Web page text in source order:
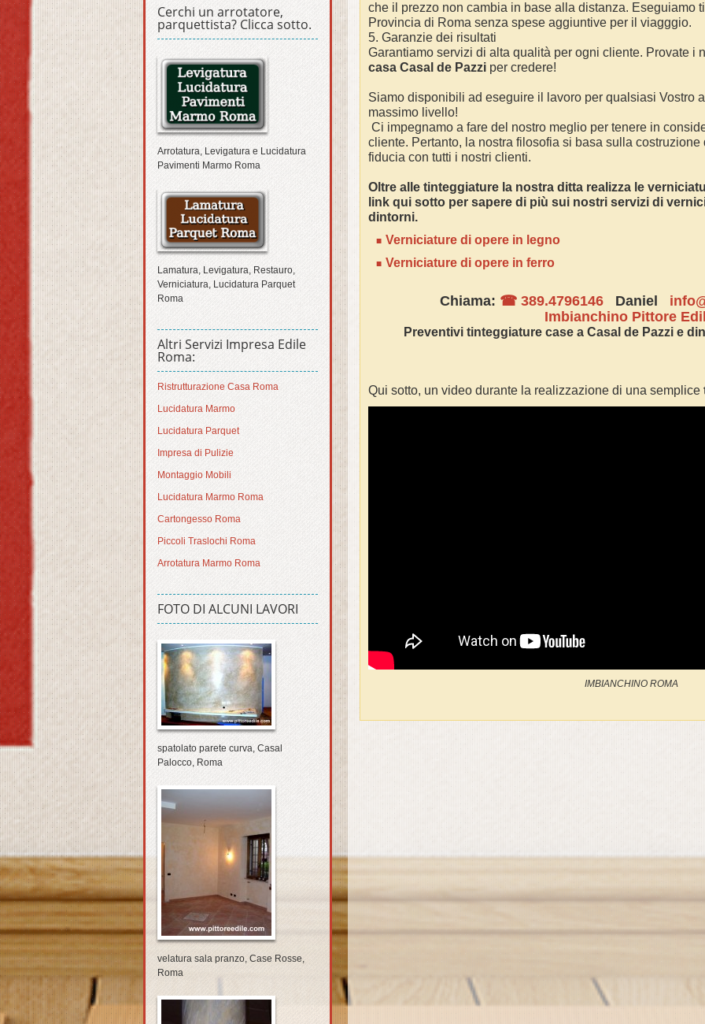
che il prezzo non cambia in base alla distanza. Eseguiamo
Provincia di Roma senza spese aggiuntive per il viagggio.
5. Garanzie dei risultati
Garantiamo servizi di alta qualità per ogni cliente. Provate i
casa Casal de Pazzi per credere!
Siamo disponibili ad eseguire il lavoro per qualsiasi Vostro
massimo livello!
Ci impegnamo a fare del nostro meglio per tenere in
cliente. Pertanto, la nostra filosofia si basa sulla
fiducia con tutti i nostri clienti.
Oltre alle tinteggiature la nostra ditta realizza le
link qui sotto per sapere di più sui nostri servizi di
dintorni.
Verniciature di opere in legno
Verniciature di opere in ferro
Chiama: ☎ 389.4796146Daniel
Imbianchino Pittore
Preventivi tinteggiature case a Casal de Pazzi e
Qui sotto, un video durante la realizzazione di una semplice
IMBIANCHINO ROMA
Cerchi un arrotatore,
parquettista? Clicca sotto.
Arrotatura, Levigatura e Lucidatura
Pavimenti Marmo Roma
Lamatura, Levigatura, Restauro,
Verniciatura, Lucidatura Parquet
Roma
Altri Servizi Impresa Edile
Roma:
Ristrutturazione Casa Roma
Lucidatura Marmo
Lucidatura Parquet
Impresa di Pulizie
Montaggio Mobili
Lucidatura Marmo Roma
Cartongesso Roma
Piccoli Traslochi Roma
Arrotatura Marmo Roma
FOTO DI ALCUNI LAVORI
spatolato parete curva, Casal
Palocco, Roma
velatura sala pranzo, Case Rosse,
Roma